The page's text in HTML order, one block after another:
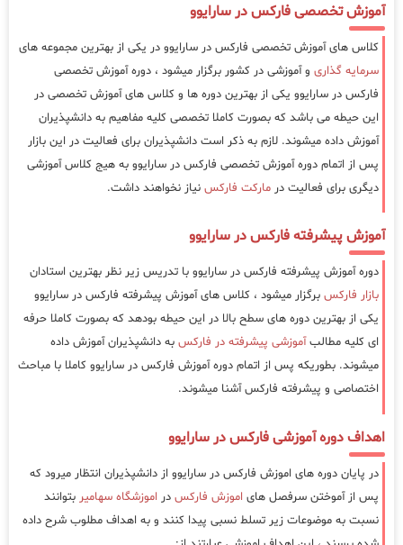
آموزش تخصصی فارکس در سارایوو
کلاس های آموزش تخصصی فارکس در سارایوو در یکی از بهترین مجموعه های
سرمایه گذاری و آموزشی در کشور برگزار میشود ، دوره آموزش تخصصی
فارکس در سارایوو یکی از بهترین دوره ها و کلاس های آموزش تخصصی در
این حیطه می باشد که بصورت کاملا تخصصی کلیه مفاهیم به دانشپذیران
آموزش داده میشوند. لازم به ذکر است دانشپذیران برای فعالیت در این بازار
پس از اتمام دوره آموزش تخصصی فارکس در سارایوو به هیج کلاس آموزشی
دیگری برای فعالیت در مارکت فارکس نیاز نخواهند داشت.
آموزش پیشرفته فارکس در سارایوو
دوره آموزش پیشرفته فارکس در سارایوو با تدریس زیر نظر بهترین استادان
بازار فارکس برگزار میشود ، کلاس های آموزش پیشرفته فارکس در سارایوو
یکی از بهترین دوره های سطح بالا در این حیطه بودهد که بصورت کاملا حرفه
ای کلیه مطالبآموزشی پیشرفته در فارکس به دانشپذیران آموزش داده
میشوند. بطوریکه پس از اتمام دوره آموزش فارکس در سارایوو کاملا با مباحث
اختصاصی و پیشرفته فارکس آشنا میشوند.
اهداف دوره آموزشی فارکس در سارایوو
در پایان دوره های اموزش فارکس در سارایوو از دانشپذیران انتظار میرود که
پس از آموختن سرفصل های اموزش فارکس در اموزشگاه سهامیر بتوانند
نسبت به موضوعات زیر تسلط نسبی پیدا کنند و به اهداف مطلوب شرح داده